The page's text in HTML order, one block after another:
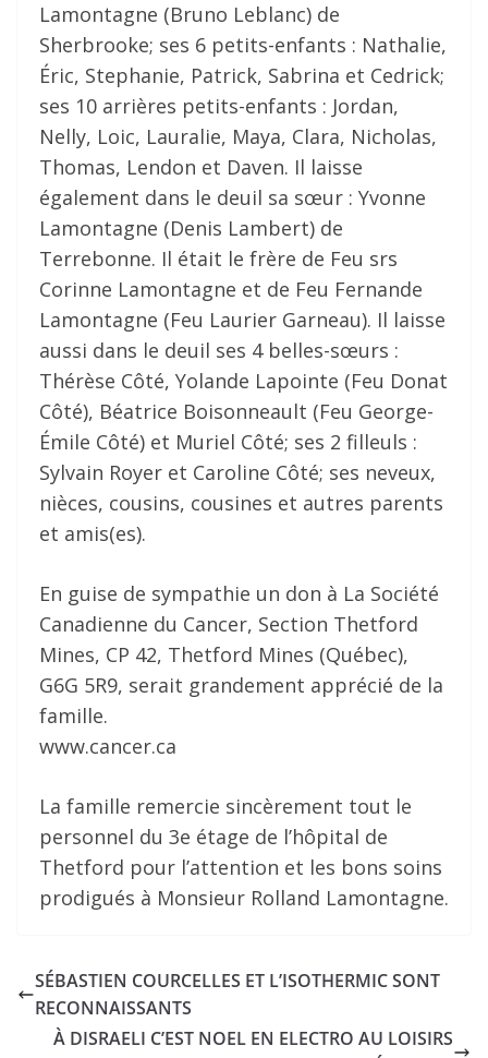
Lamontagne (Bruno Leblanc) de
Sherbrooke; ses 6 petits-enfants : Nathalie,
Éric, Stephanie, Patrick, Sabrina et Cedrick;
ses 10 arrières petits-enfants : Jordan,
Nelly, Loic, Lauralie, Maya, Clara, Nicholas,
Thomas, Lendon et Daven. Il laisse
également dans le deuil sa sœur : Yvonne
Lamontagne (Denis Lambert) de
Terrebonne. Il était le frère de Feu srs
Corinne Lamontagne et de Feu Fernande
Lamontagne (Feu Laurier Garneau). Il laisse
aussi dans le deuil ses 4 belles-sœurs :
Thérèse Côté, Yolande Lapointe (Feu Donat
Côté), Béatrice Boisonneault (Feu George-
Émile Côté) et Muriel Côté; ses 2 filleuls :
Sylvain Royer et Caroline Côté; ses neveux,
nièces, cousins, cousines et autres parents
et amis(es).
En guise de sympathie un don à La Société
Canadienne du Cancer, Section Thetford
Mines, CP 42, Thetford Mines (Québec),
G6G 5R9, serait grandement apprécié de la
famille.
www.cancer.ca
La famille remercie sincèrement tout le
personnel du 3e étage de l’hôpital de
Thetford pour l’attention et les bons soins
prodigués à Monsieur Rolland Lamontagne.
SÉBASTIEN COURCELLES ET L’ISOTHERMIC SONT
RECONNAISSANTS
À DISRAELI C’EST NOEL EN ELECTRO AU LOISIRS